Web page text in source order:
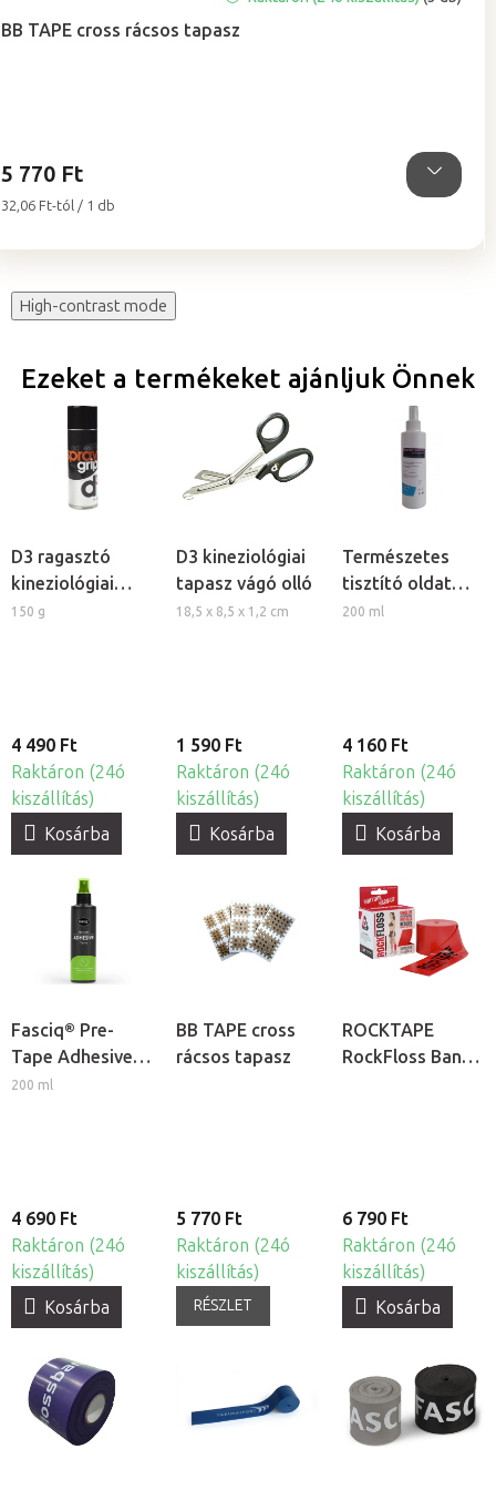
BB TAPE cross rácsos tapasz
átlagos
5 770 Ft
Egységár:
32,06 Ft-tól / 1 db
High-contrast mode
Ezeket a termékeket ajánljuk Önnek
D3 ragasztó
kineziológiai
tapaszokhoz
150 g
4 490 Ft
Raktáron (24ó
kiszállítás)
Kosárba
D3 kineziológiai
tapasz vágó olló
18,5 x 8,5 x 1,2 cm
1 590 Ft
Raktáron (24ó
kiszállítás)
Kosárba
Természetes
tisztító oldat
kineziológiai
200 ml
4 160 Ft
Raktáron (24ó
kiszállítás)
Kosárba
Fasciq® Pre-
Tape Adhesive
Spray ragasztó
200 ml
4 690 Ft
Raktáron (24ó
kiszállítás)
Kosárba
BB TAPE cross
rácsos tapasz
5 770 Ft
Raktáron (24ó
kiszállítás)
RÉSZLET
ROCKTAPE
RockFloss Band
6 790 Ft
Raktáron (24ó
kiszállítás)
Kosárba